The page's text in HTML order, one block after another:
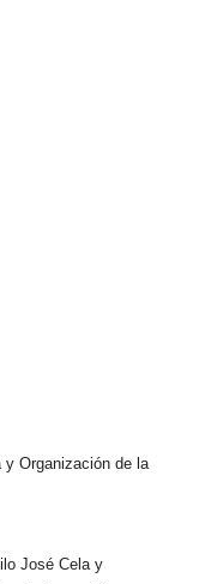
y Organización de la
José Cela y